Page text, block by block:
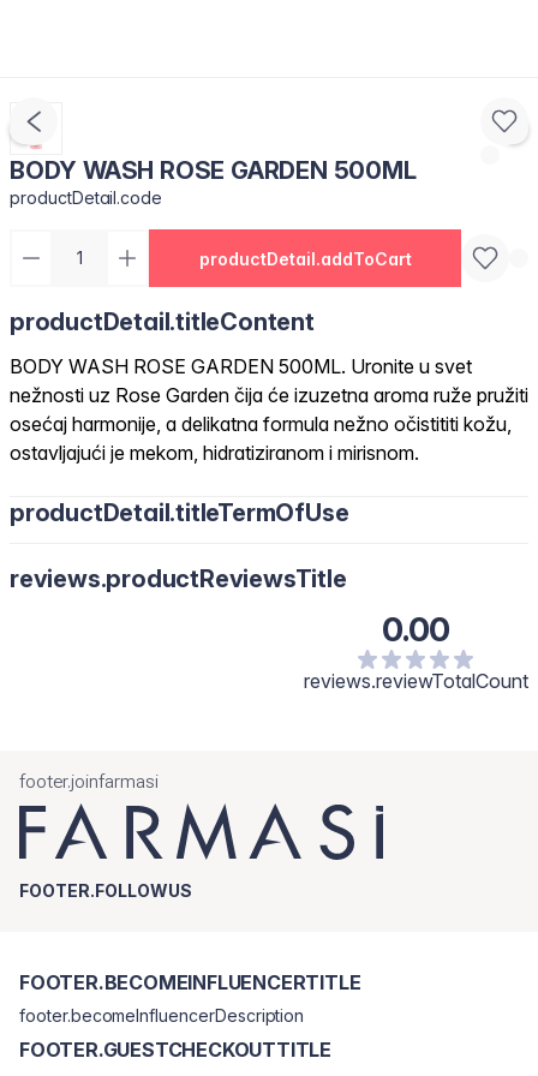
BODY WASH ROSE GARDEN 500ML
productDetail.code
productDetail.addToCart
productDetail.titleContent
BODY WASH ROSE GARDEN 500ML. Uronite u svet
nežnosti uz Rose Garden čija će izuzetna aroma ruže pružiti
osećaj harmonije, a delikatna formula nežno očistititi kožu,
ostavljajući je mekom, hidratiziranom i mirisnom.
productDetail.titleTermOfUse
reviews.productReviewsTitle
0.00
reviews.reviewTotalCount
footer.joinfarmasi
FOOTER.FOLLOWUS
FOOTER.BECOMEINFLUENCERTITLE
footer.becomeInfluencerDescription
FOOTER.GUESTCHECKOUTTITLE